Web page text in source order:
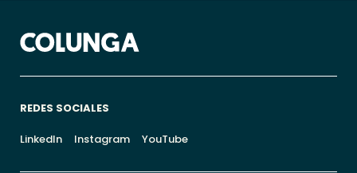
REDES SOCIALES
LinkedIn Instagram YouTube